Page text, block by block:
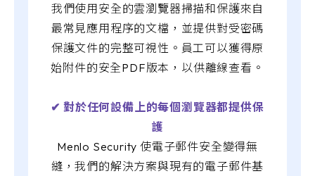
我們使用安全的雲瀏覽器掃描和保護來自
最常見應用程序的文檔，並提供對受密碼
保護文件的完整可視性。員工可以獲得原
始附件的安全PDF版本，以供離線查看。
✔︎ 對於任何設備上的每個瀏覽器都提供保
護
Menlo Security 使電子郵件安全變得無
縫，我們的解決方案與現有的電子郵件基